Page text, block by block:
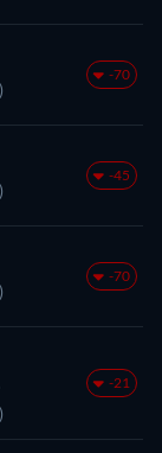
-70
-45
-70
-21